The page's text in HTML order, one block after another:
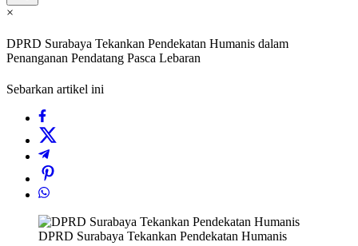
×
DPRD Surabaya Tekankan Pendekatan Humanis dalam
Penanganan Pendatang Pasca Lebaran
Sebarkan artikel ini
DPRD Surabaya Tekankan Pendekatan Humanis